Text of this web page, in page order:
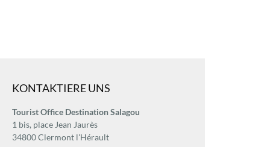
KONTAKTIERE UNS
Tourist Office Destination Salagou
1 bis, place Jean Jaurès
34800 Clermont l'Hérault